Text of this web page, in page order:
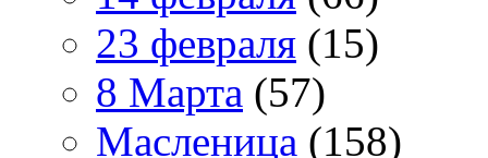
23 февраля (15)
8 Марта (57)
Масленица (158)